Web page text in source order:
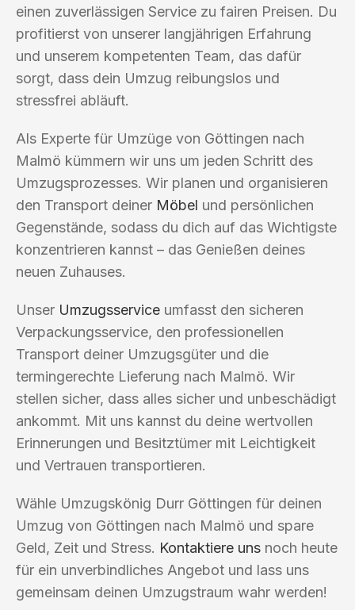
einen zuverlässigen Service zu fairen Preisen. Du
profitierst von unserer langjährigen Erfahrung
und unserem kompetenten Team, das dafür
sorgt, dass dein Umzug reibungslos und
stressfrei abläuft.
Als Experte für Umzüge von Göttingen nach
Malmö kümmern wir uns um jeden Schritt des
Umzugsprozesses. Wir planen und organisieren
den Transport deiner Möbel und persönlichen
Gegenstände, sodass du dich auf das Wichtigste
konzentrieren kannst – das Genießen deines
neuen Zuhauses.
Unser Umzugsservice umfasst den sicheren
Verpackungsservice, den professionellen
Transport deiner Umzugsgüter und die
termingerechte Lieferung nach Malmö. Wir
stellen sicher, dass alles sicher und unbeschädigt
ankommt. Mit uns kannst du deine wertvollen
Erinnerungen und Besitztümer mit Leichtigkeit
und Vertrauen transportieren.
Wähle Umzugskönig Durr Göttingen für deinen
Umzug von Göttingen nach Malmö und spare
Geld, Zeit und Stress. Kontaktiere uns noch heute
für ein unverbindliches Angebot und lass uns
gemeinsam deinen Umzugstraum wahr werden!